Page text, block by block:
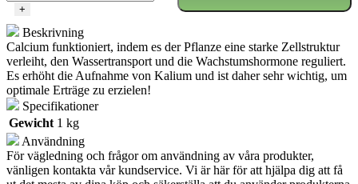
+
Beskrivning
Calcium funktioniert, indem es der Pflanze eine starke Zellstruktur
verleiht, den Wassertransport und die Wachstumshormone reguliert.
Es erhöht die Aufnahme von Kalium und ist daher sehr wichtig, um
optimale Erträge zu erzielen!
Specifikationer
Gewicht 1 kg
Användning
För vägledning och frågor om användning av våra produkter,
vänligen kontakta vår kundservice. Vi är här för att hjälpa dig att få